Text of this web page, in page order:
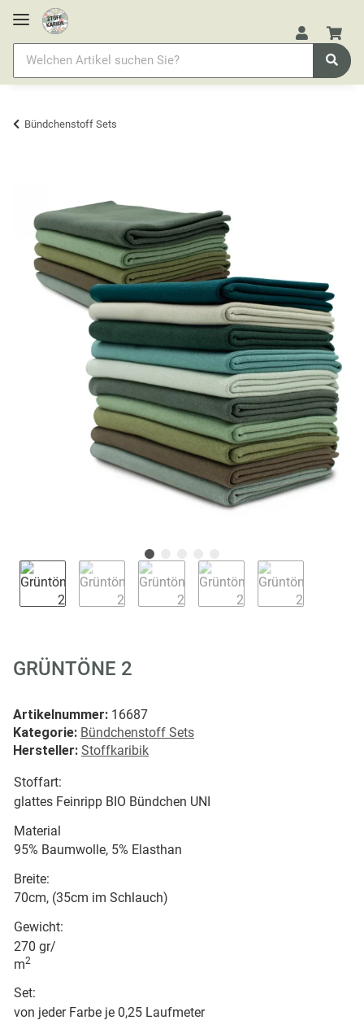
Bündchenstoff Sets
GRÜNTÖNE 2
Artikelnummer: 16687
Kategorie: Bündchenstoff Sets
Hersteller: Stoffkaribik
Stoffart:
glattes Feinripp BIO Bündchen UNI
Material
95% Baumwolle, 5% Elasthan
Breite:
70cm, (35cm im Schlauch)
Gewicht:
270 gr/
m2
Set:
von jeder Farbe je 0,25 Laufmeter